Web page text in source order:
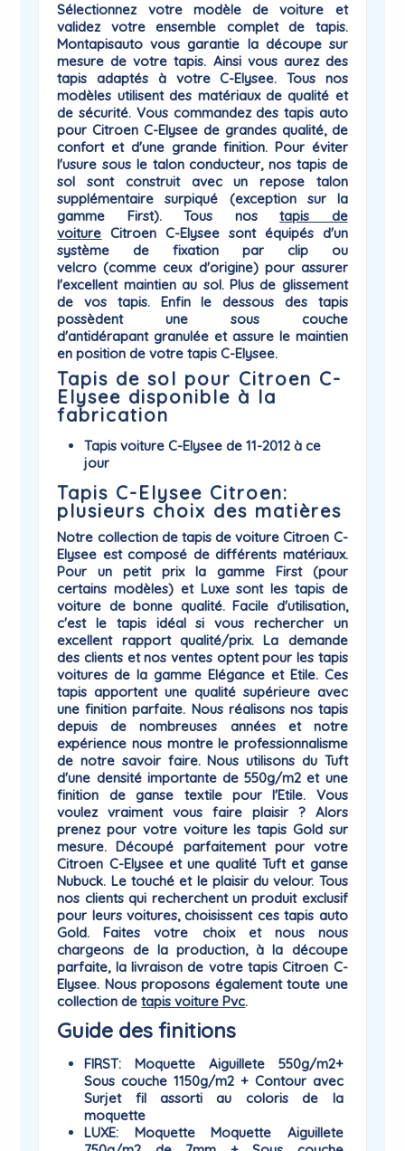
Sélectionnez votre modèle de voiture et
validez votre ensemble complet de tapis.
Montapisauto vous garantie la découpe sur
mesure de votre tapis. Ainsi vous aurez des
tapis adaptés à votreC-Elysee. Tous nos
modèles utilisent des matériaux de qualité et
de sécurité. Vous commandez des tapis auto
pour Citroen C-Elysee de grandes qualité, de
confort et d'une grande finition. Pour éviter
l'usure sous le talon conducteur, nos tapis de
sol sont construit avec un repose talon
supplémentaire surpiqué (exception sur la
gamme First). Tous nostapis de
voiture Citroen C-Elysee sont équipés d'un
système defixation par clip ou
velcro (comme ceux d'origine) pour assurer
l'excellent maintien au sol. Plus de glissement
de vos tapis. Enfin le dessous des tapis
possèdent une sous couche
d'antidérapantgranulée et assure le maintien
en position de votre tapis C-Elysee.
Tapis de sol pour Citroen C-
Elysee disponible à la
fabrication
Tapis voiture C-Elysee de 11-2012 à ce
jour
Tapis C-Elysee Citroen:
plusieurs choix des matières
Notre collection de tapis de voiture Citroen C-
Elysee est composé de différents matériaux.
Pour un petit prix la gamme First(pour
certains modèles) et Luxesont les tapis de
voiture de bonne qualité. Facile d'utilisation,
c'est le tapis idéal si vous rechercher un
excellent rapport qualité/prix. La demande
des clients et nos ventes optent pour les tapis
voitures de la gamme Eléganceet Etile. Ces
tapis apportent une qualité supérieure avec
une finition parfaite. Nous réalisons nos tapis
depuis de nombreuses années et notre
expérience nous montre le professionnalisme
de notre savoir faire. Nous utilisons du Tuft
d'une densité importante de 550g/m2 et une
finition de ganse textile pour l'Etile. Vous
voulez vraiment vous faire plaisir ? Alors
prenez pour votre voiture les tapis Goldsur
mesure. Découpé parfaitement pour votre
Citroen C-Elysee et une qualité Tuft et ganse
Nubuck. Le touché et le plaisir duvelour. Tous
nos clients qui recherchent un produit exclusif
pour leurs voitures, choisissent ces tapis auto
Gold. Faites votre choix et nous nous
chargeons de la production, à la découpe
parfaite, la livraison de votre tapis Citroen C-
Elysee. Nous proposons également toute une
collection detapis voiture Pvc.
Guide des finitions
FIRST: Moquette Aiguillete 550g/m2+
Sous couche 1150g/m2 + Contour avec
Surjet fil assorti au coloris de la
moquette
LUXE: Moquette Moquette Aiguillete